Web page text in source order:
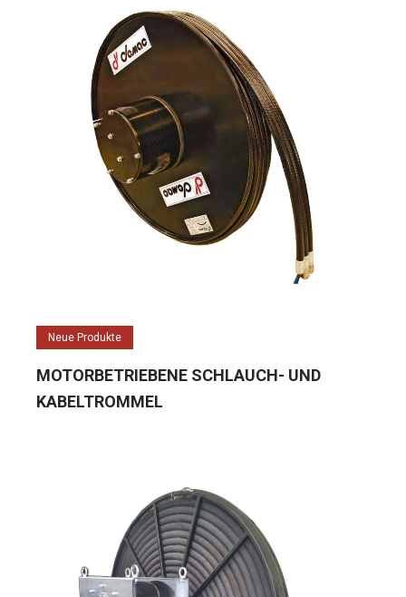
Neue Produkte
MOTORBETRIEBENE SCHLAUCH- UND
KABELTROMMEL